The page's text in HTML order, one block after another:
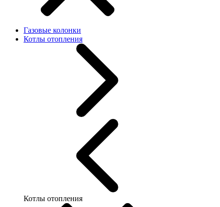
Газовые колонки
Котлы отопления
Котлы отопления